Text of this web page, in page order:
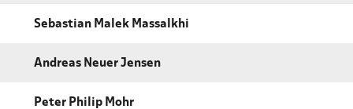
Sebastian Malek Massalkhi
Andreas Neuer Jensen
Peter Philip Mohr